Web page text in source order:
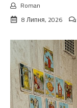
Roman
8 Липня, 2026